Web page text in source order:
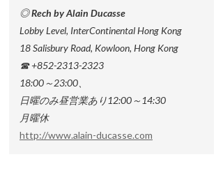
◎ Rech by Alain Ducasse
Lobby Level, InterContinental Hong Kong
18 Salisbury Road, Kowloon, Hong Kong
☎ +852-2313-2323
18:00～23:00、
日曜のみ昼営業あり12:00～14:30
月曜休
http://www.alain-ducasse.com